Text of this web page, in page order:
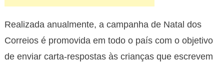
Realizada anualmente, a campanha de Natal dos
Correios é promovida em todo o país com o objetivo
de enviar carta-respostas às crianças que escrevem